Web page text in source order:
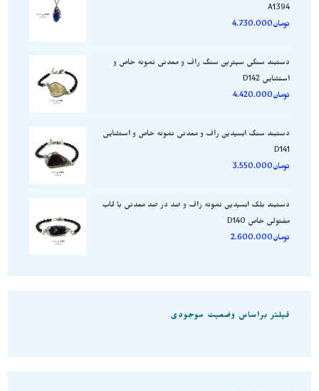
A1394
تومان4.730.000
دستبند سنگی سیترین سنگ راف و معدنی نمونه خاص و
استثنایی D142
تومان4.420.000
دستبند سنگ ابسیدین راف و معدنی نمونه خاص و استثنایی
D141
تومان3.550.000
دستبند بلک ابسیدین نمونه راف و صد در صد معدنی با قاب
مفتولی خاص D140
تومان2.600.000
فیلتر براساس وضعیت موجودی